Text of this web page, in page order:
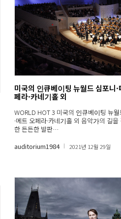
미국의 인큐베이팅 뉴월드 심포니·
페라·카네기홀 외
WORLD HOT 3 미국의 인큐베이팅 뉴월
·메트 오페라·카네기홀 외 음악가의 길을
한 든든한 발판…
auditorium1984
2021년 12월 29일